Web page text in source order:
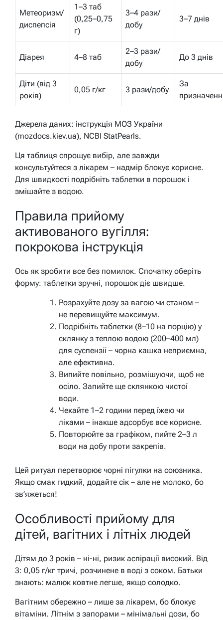
Метеоризм/
диспепсія
1–3 таб
(0,25–0,75
г)
3–4 рази/
добу
3–7 днів
Діарея 4–8 таб
2–3 рази/
добу
До 3 днів
Діти (від 3
років)
0,05 г/кг 3 рази/добу
За
Джерела даних: інструкція МОЗ України
(mozdocs.kiev.ua), NCBI StatPearls.
Ця таблиця спрощує вибір, але завжди
консультуйтеся з лікарем – надмір блокує корисне.
Для швидкості подрібніть таблетки в порошок і
змішайте з водою.
Правила прийому
активованого вугілля:
покрокова інструкція
Ось як зробити все без помилок. Спочатку оберіть
форму: таблетки зручні, порошок діє швидше.
Розрахуйте дозу за вагою чи станом –
не перевищуйте максимум.
Подрібніть таблетки (8–10 на порцію) у
склянку з теплою водою (200–400 мл)
для суспензії – чорна кашка неприємна,
але ефективна.
Випийте повільно, розмішуючи, щоб не
осіло. Запийте ще склянкою чистої
води.
Чекайте 1–2 години перед їжею чи
ліками – інакше адсорбує все корисне.
Повторюйте за графіком, пийте 2–3 л
води на добу проти закрепів.
Цей ритуал перетворює чорні пігулки на союзника.
Якщо смак гидкий, додайте сік – але не молоко, бо
зв’яжеться!
Особливості прийому для
дітей, вагітних і літніх людей
Дітям до 3 років – ні-ні, ризик аспірації високий. Від
3: 0,05 г/кг тричі, розчинене в воді з соком. Батьки
знають: малюк ковтне легше, якщо солодко.
Вагітним обережно – лише за лікарем, бо блокує
вітаміни. Літнім з запорами – мінімальні дози, бо